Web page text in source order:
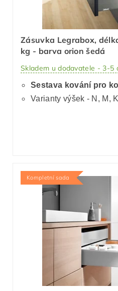
Zásuvka Legrabox,
kg - barva orion šedá
Skladem u dodavatele - 3-5
Sestava kování pro
Varianty výšek - N, M,
Kompletní sada